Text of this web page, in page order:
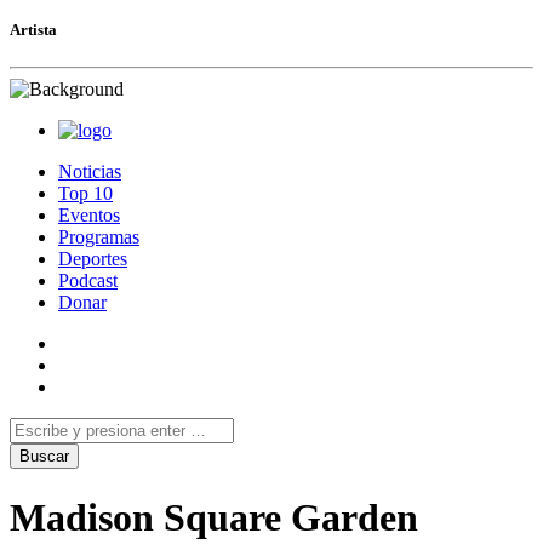
Artista
Noticias
Top 10
Eventos
Programas
Deportes
Podcast
Donar
Madison Square Garden